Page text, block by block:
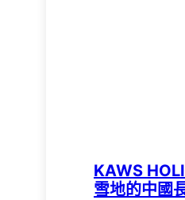
KAWS
雪地的中國